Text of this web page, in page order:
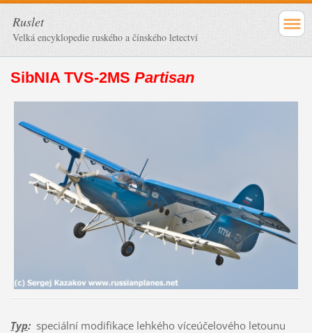
Ruslet
Velká encyklopedie ruského a čínského letectví
SibNIA TVS-2MS Partisan
Typ:speciální modifikace lehkého víceúčelového letounu